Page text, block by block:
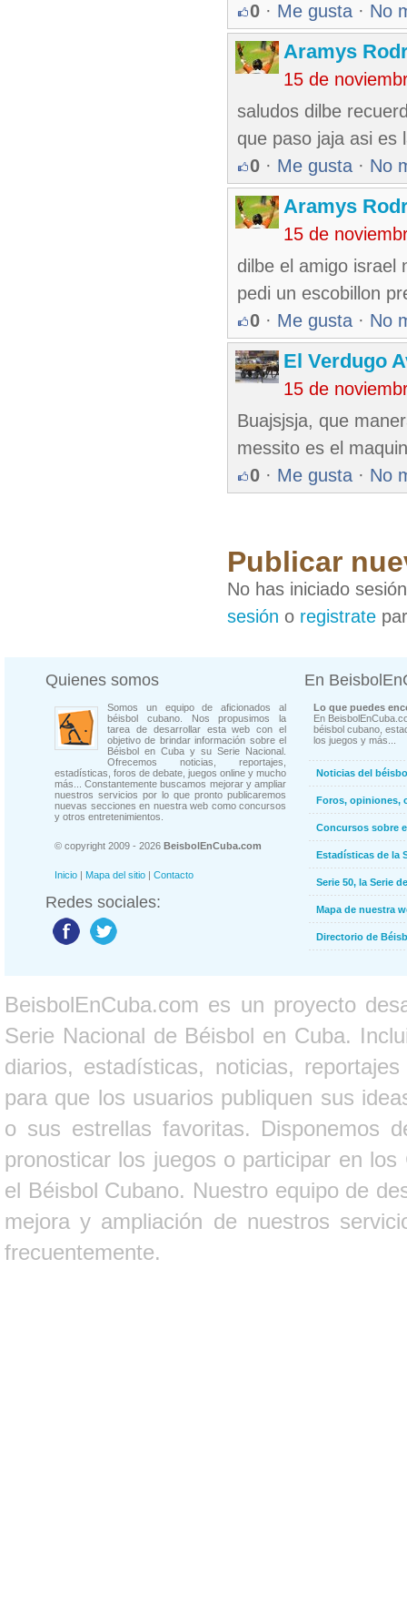
0 · Me gusta · No
Aramys
15 de
saludos dilbe
que paso jaja asi es
0 · Me gusta · No
Aramys
15 de
dilbe el amigo israel
pedi un escobillon
0 · Me gusta · No
El Verdugo
15 de
Buajsjsja, que
messito es el
0 · Me gusta · No
Publicar
No has iniciado
sesión o registrate
Quienes somos
Somos un equipo de aficionados al
béisbol cubano. Nos propusimos la
tarea de desarrollar esta web con el
objetivo de brindar información sobre el
Béisbol en Cuba y su Serie Nacional.
Ofrecemos noticias, reportajes,
estadísticas, foros de debate, juegos online y mucho
más... Constantemente buscamos mejorar y ampliar
nuestros servicios por lo que pronto publicaremos
nuevas secciones en nuestra web como concursos
y otros entretenimientos.
© copyright 2009 - 2026 BeisbolEnCuba.com
Inicio | Mapa del sitio | Contacto
Redes sociales:
En
Lo que puedes
En
béisbol cubano,
los juegos y más...
Noticias del
Foros, opiniones,
Concursos sobre
Estadísticas de la
Serie 50, la Serie
Mapa de nuestra
Directorio de
BeisbolEnCuba.com es un proyecto
Serie Nacional de Béisbol en Cuba.
diarios, estadísticas, noticias,
para que los usuarios publiquen sus
o sus estrellas favoritas. Disponemos
pronosticar los juegos o participar en
el Béisbol Cubano. Nuestro equipo de
mejora y ampliación de nuestros
frecuentemente.